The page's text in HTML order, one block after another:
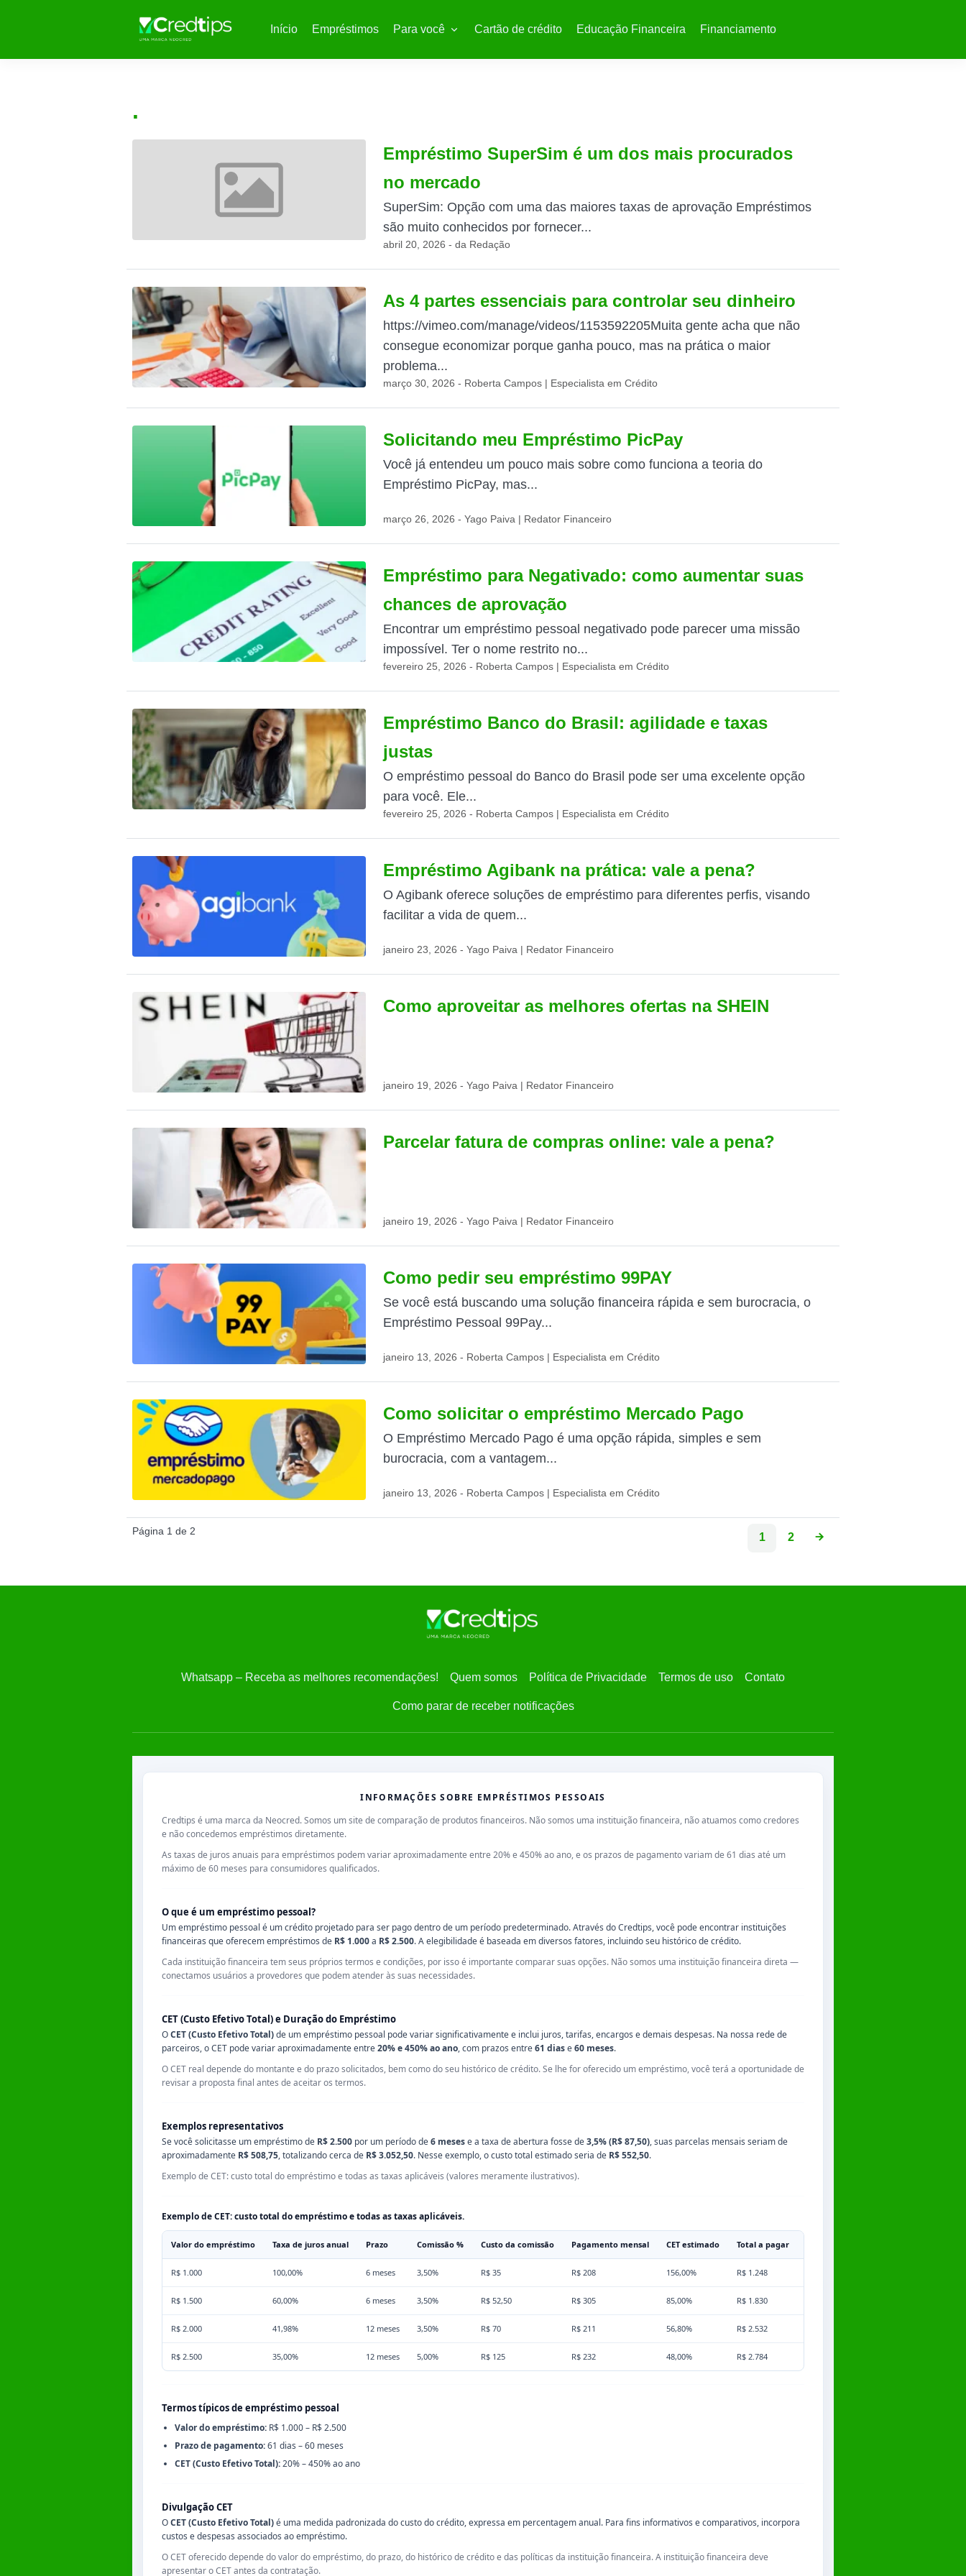
Início Empréstimos Para você Cartão de crédito Educação Financeira Financiamento
.
Empréstimo SuperSim é um dos mais procurados
no mercado
SuperSim: Opção com uma das maiores taxas de aprovação Empréstimos
são muito conhecidos por fornecer...
abril 20, 2026 - da Redação
As 4 partes essenciais para controlar seu dinheiro
https://vimeo.com/manage/videos/1153592205Muita gente acha que não
consegue economizar porque ganha pouco, mas na prática o maior
problema...
março 30, 2026 - Roberta Campos | Especialista em Crédito
Solicitando meu Empréstimo PicPay
Você já entendeu um pouco mais sobre como funciona a teoria do
Empréstimo PicPay, mas...
março 26, 2026 - Yago Paiva | Redator Financeiro
Empréstimo para Negativado: como aumentar suas
chances de aprovação
Encontrar um empréstimo pessoal negativado pode parecer uma missão
impossível. Ter o nome restrito no...
fevereiro 25, 2026 - Roberta Campos | Especialista em Crédito
Empréstimo Banco do Brasil: agilidade e taxas
justas
O empréstimo pessoal do Banco do Brasil pode ser uma excelente opção
para você. Ele...
fevereiro 25, 2026 - Roberta Campos | Especialista em Crédito
Empréstimo Agibank na prática: vale a pena?
O Agibank oferece soluções de empréstimo para diferentes perfis, visando
facilitar a vida de quem...
janeiro 23, 2026 - Yago Paiva | Redator Financeiro
Como aproveitar as melhores ofertas na SHEIN
janeiro 19, 2026 - Yago Paiva | Redator Financeiro
Parcelar fatura de compras online: vale a pena?
janeiro 19, 2026 - Yago Paiva | Redator Financeiro
Como pedir seu empréstimo 99PAY
Se você está buscando uma solução financeira rápida e sem burocracia, o
Empréstimo Pessoal 99Pay...
janeiro 13, 2026 - Roberta Campos | Especialista em Crédito
Como solicitar o empréstimo Mercado Pago
O Empréstimo Mercado Pago é uma opção rápida, simples e sem
burocracia, com a vantagem...
janeiro 13, 2026 - Roberta Campos | Especialista em Crédito
Página 1 de 2 1 2
Whatsapp – Receba as melhores recomendações! Quem somos Política de Privacidade Termos de uso Contato
Como parar de receber notificações
INFORMAÇÕES SOBRE EMPRÉSTIMOS PESSOAIS
Credtips é uma marca da Neocred. Somos um site de comparação de produtos financeiros. Não somos uma instituição financeira, não atuamos como credores
e não concedemos empréstimos diretamente.
As taxas de juros anuais para empréstimos podem variar aproximadamente entre 20% e 450% ao ano, e os prazos de pagamento variam de 61 dias até um
máximo de 60 meses para consumidores qualificados.
O que é um empréstimo pessoal?
Um empréstimo pessoal é um crédito projetado para ser pago dentro de um período predeterminado. Através do Credtips, você pode encontrar instituições
financeiras que oferecem empréstimos de R$ 1.000a R$ 2.500. A elegibilidade é baseada em diversos fatores, incluindo seu histórico de crédito.
Cada instituição financeira tem seus próprios termos e condições, por isso é importante comparar suas opções. Não somos uma instituição financeira direta —
conectamos usuários a provedores que podem atender às suas necessidades.
CET (Custo Efetivo Total) e Duração do Empréstimo
OCET (Custo Efetivo Total)de um empréstimo pessoal pode variar significativamente e inclui juros, tarifas, encargos e demais despesas. Na nossa rede de
parceiros, o CET pode variar aproximadamente entre20% e 450% ao ano, com prazos entre61 diase60 meses.
O CET real depende do montante e do prazo solicitados, bem como do seu histórico de crédito. Se lhe for oferecido um empréstimo, você terá a oportunidade de
revisar a proposta final antes de aceitar os termos.
Exemplos representativos
Se você solicitasse um empréstimo de R$ 2.500 por um período de6 mesese a taxa de abertura fosse de3,5% (R$ 87,50), suas parcelas mensais seriam de
aproximadamente R$ 508,75, totalizando cerca de R$ 3.052,50. Nesse exemplo, o custo total estimado seria de R$ 552,50.
Exemplo de CET: custo total do empréstimo e todas as taxas aplicáveis (valores meramente ilustrativos).
Exemplo de CET: custo total do empréstimo e todas as taxas aplicáveis.
Valor do empréstimo Taxa de juros anual Prazo Comissão % Custo da comissão Pagamento mensal CET estimado Total a pagar
R$ 1.000 100,00% 6 meses 3,50% R$ 35 R$ 208 156,00% R$ 1.248
R$ 1.500 60,00% 6 meses 3,50% R$ 52,50 R$ 305 85,00% R$ 1.830
R$ 2.000 41,98% 12 meses 3,50% R$ 70 R$ 211 56,80% R$ 2.532
R$ 2.500 35,00% 12 meses 5,00% R$ 125 R$ 232 48,00% R$ 2.784
Termos típicos de empréstimo pessoal
Valor do empréstimo: R$ 1.000 – R$ 2.500
Prazo de pagamento:61 dias – 60 meses
CET (Custo Efetivo Total):20% – 450% ao ano
Divulgação CET
OCET (Custo Efetivo Total)é uma medida padronizada do custo do crédito, expressa em percentagem anual. Para fins informativos e comparativos, incorpora
custos e despesas associados ao empréstimo.
O CET oferecido depende do valor do empréstimo, do prazo, do histórico de crédito e das políticas da instituição financeira. A instituição financeira deve
apresentar o CET antes da contratação.